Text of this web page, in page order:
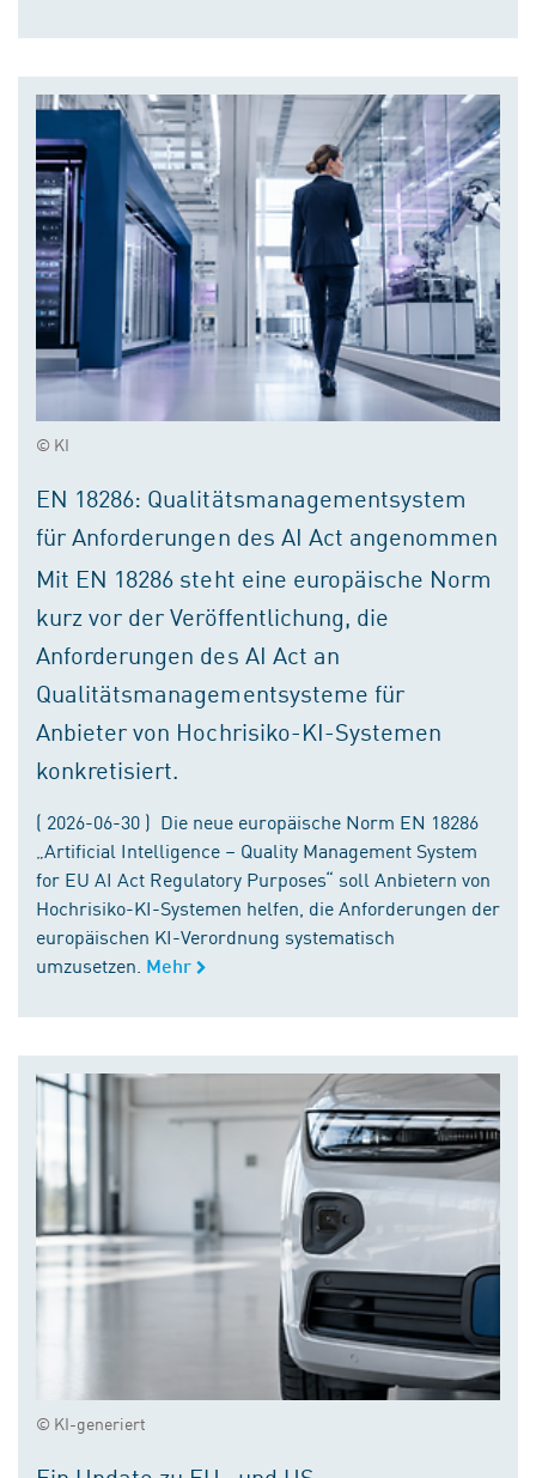
© KI
EN 18286: Qualitätsmanagementsystem
für Anforderungen des AI Act angenommen
Mit EN 18286 steht eine europäische Norm
kurz vor der Veröffentlichung, die
Anforderungen des AI Act an
Qualitätsmanagementsysteme für
Anbieter von Hochrisiko-KI-Systemen
konkretisiert.
( 2026-06-30 ) Die neue europäische Norm EN 18286
„Artificial Intelligence – Quality Management System
for EU AI Act Regulatory Purposes“ soll Anbietern von
Hochrisiko-KI-Systemen helfen, die Anforderungen der
europäischen KI-Verordnung systematisch
umzusetzen. Mehr
© KI-generiert